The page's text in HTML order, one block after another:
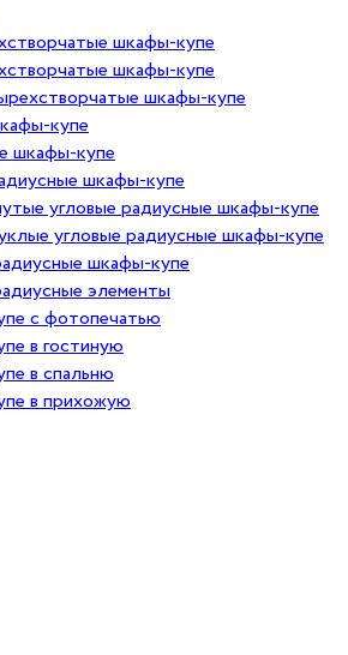
шкафы-купе
шкафы-купе
шкафы-купе
купе
шкафы-купе
шкафы-купе
угловые радиусные шкафы-купе
угловые радиусные шкафы-купе
шкафы-купе
элементы
с фотопечатью
в гостиную
в спальню
в прихожую